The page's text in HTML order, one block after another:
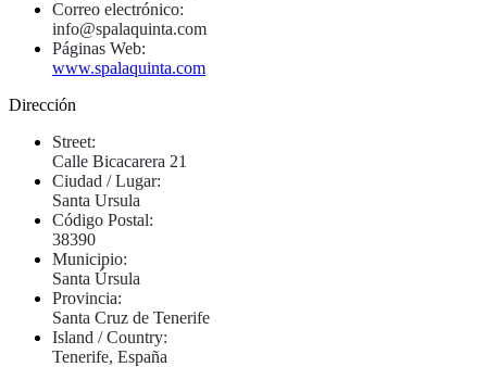
Correo electrónico:
info@spalaquinta.com
Páginas Web:
www.spalaquinta.com
Dirección
Street:
Calle Bicacarera 21
Ciudad / Lugar:
Santa Ursula
Código Postal:
38390
Municipio:
Santa Úrsula
Provincia:
Santa Cruz de Tenerife
Island / Country:
Tenerife, España